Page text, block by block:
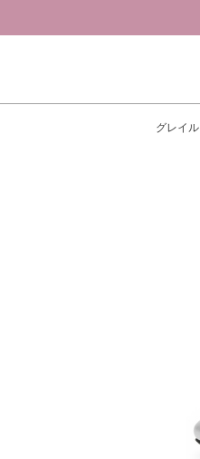
グレイル